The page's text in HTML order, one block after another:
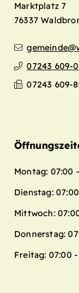
Marktplatz 7
76337
07243 609-0
07243 609-
Montag: 07:00
Dienstag:
Mittwoch:
Donnerstag:
Freitag: 07:00